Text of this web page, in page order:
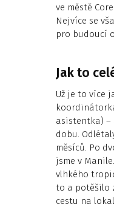
ve městě
Nejvíce se
pro budoucí
Jak to
Už je to více
asistentka) –
dobu.
měsíců. Po
jsme v
vlhkého
to a potěšilo
cestu na